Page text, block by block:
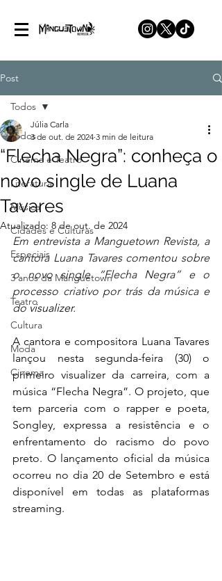
Post
Todos
Cinema e Teatro
Literatura
Música
Cidades e Culturas
Especiais
3 anos da Manguetown
Teatro
Cultura
Moda
Cinema
Todos
“Flecha Negra”: conheça o
novo single de Luana
Tavares
Júlia Carla
3 de out. de 2024 3 min de leitura
Atualizado: 8 de out. de 2024
Em entrevista a Manguetown Revista, a
cantora Luana Tavares comentou sobre
o novo single “Flecha Negra” e o
processo criativo por trás da música e
do visualizer.
A cantora e compositora Luana Tavares
lançou nesta segunda-feira (30) o
primeiro visualizer da carreira, com a
música “Flecha Negra”. O projeto, que
tem parceria com o rapper e poeta,
Songley, expressa a resistência e o
enfrentamento do racismo do povo
preto. O lançamento oficial da música
ocorreu no dia 20 de Setembro e está
disponível em todas as plataformas
streaming.